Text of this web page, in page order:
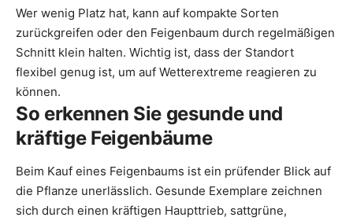
Wer wenig Platz hat, kann auf kompakte Sorten
zurückgreifen oder den Feigenbaum durch regelmäßigen
Schnitt klein halten. Wichtig ist, dass der Standort
flexibel genug ist, um auf Wetterextreme reagieren zu
können.
So erkennen Sie gesunde und
kräftige Feigenbäume
Beim Kauf eines Feigenbaums ist ein prüfender Blick auf
die Pflanze unerlässlich. Gesunde Exemplare zeichnen
sich durch einen kräftigen Haupttrieb, sattgrüne,